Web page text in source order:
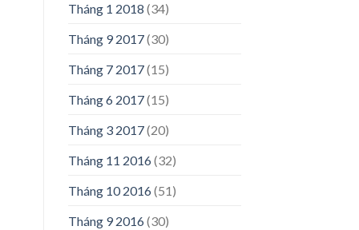
Tháng 1 2018 (34)
Tháng 9 2017(30)
Tháng 7 2017(15)
Tháng 6 2017(15)
Tháng 3 2017(20)
Tháng 11 2016(32)
Tháng 10 2016(51)
Tháng 9 2016(30)